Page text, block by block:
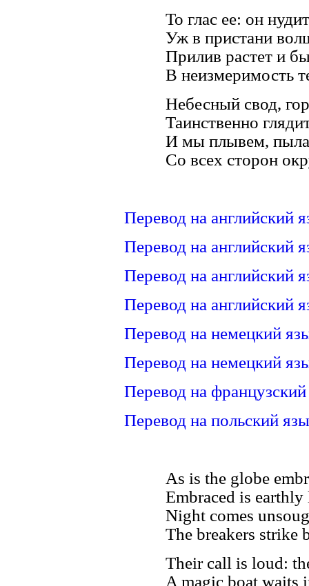
То глас ее: он
Уж в пристани
Прилив растет и
В неизмеримость
Небесный свод,
Таинственно
И мы плывем,
Со всех сторон
Перевод на английский
Перевод на английский
Перевод на английский
Перевод на английский
Перевод на немецкий
Перевод на немецкий
Перевод на
Перевод на польский
As is the globe
Embraced is
Night comes
The breakers strike
Their call is loud:
A magic boat waits